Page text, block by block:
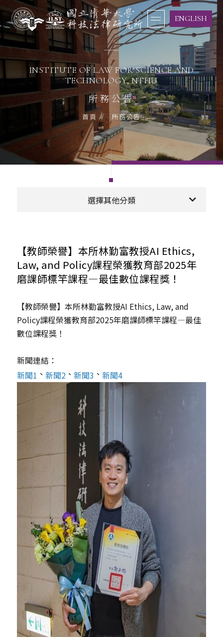
ENGLISH
INSTITUTE OF LAW FOR SCIENCE AND
TECHNOLOGY, NTHU
所務公告
首頁 所務公告
選擇其他分類
招生公告
課務與學務
【教師榮譽】本所林勤富教授AI Ethics,
Law, and Policy課程榮獲教育部2025年
磨課師標竿課程—最佳數位課程獎！
【教師榮譽】本所林勤富教授AI Ethics, Law, and
Policy課程榮獲教育部2025年磨課師標竿課程—最佳
數位課程獎！
新聞連結：
新聞1 、 新聞2 、 新聞3 、 新聞4